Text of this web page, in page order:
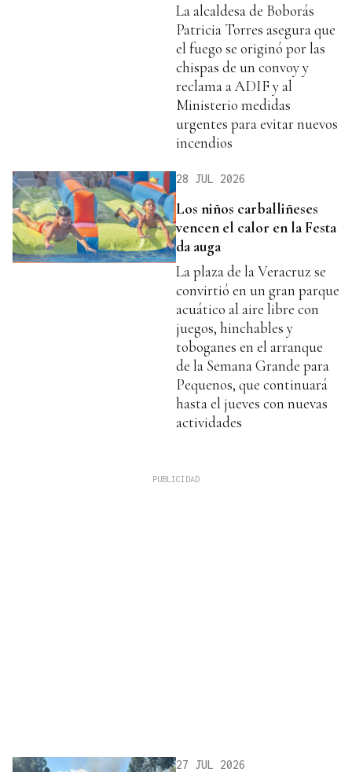
La alcaldesa de Boborás
Patricia Torres asegura que
el fuego se originó por las
chispas de un convoy y
reclama a ADIF y al
Ministerio medidas
urgentes para evitar nuevos
incendios
28 JUL 2026
Los niños carballiñeses
vencen el calor en la Festa
da auga
La plaza de la Veracruz se
convirtió en un gran parque
acuático al aire libre con
juegos, hinchables y
toboganes en el arranque
de la Semana Grande para
Pequenos, que continuará
hasta el jueves con nuevas
actividades
27 JUL 2026